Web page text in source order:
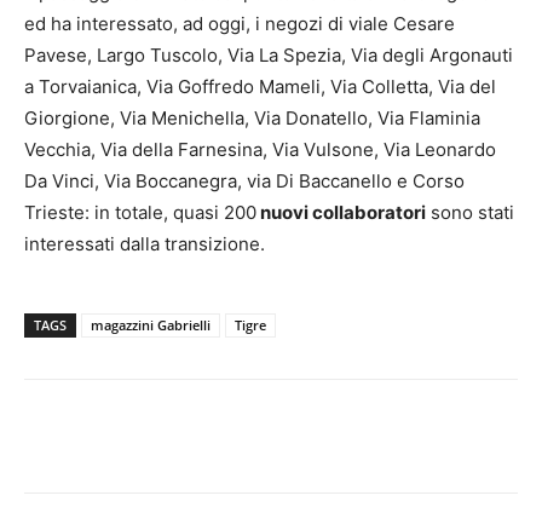
ed ha interessato, ad oggi, i negozi di viale Cesare
Pavese, Largo Tuscolo, Via La Spezia, Via degli Argonauti
a Torvaianica, Via Goffredo Mameli, Via Colletta, Via del
Giorgione, Via Menichella, Via Donatello, Via Flaminia
Vecchia, Via della Farnesina, Via Vulsone, Via Leonardo
Da Vinci, Via Boccanegra, via Di Baccanello e Corso
Trieste: in totale, quasi 200nuovi collaboratori sono stati
interessati dalla transizione.
TAGS magazzini Gabrielli Tigre